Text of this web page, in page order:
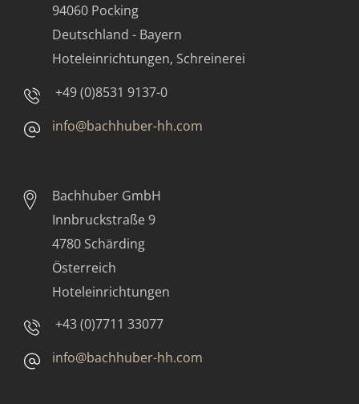
94060 Pocking
Deutschland - Bayern
Hoteleinrichtungen, Schreinerei
+49 (0)8531 9137-0
info@bachhuber-hh.com
Bachhuber GmbH
Innbruckstraße 9
4780 Schärding
Österreich
Hoteleinrichtungen
+43 (0)7711 33077
info@bachhuber-hh.com